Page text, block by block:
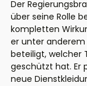
Der
über seine Rolle
kompletten
er unter anderem
beteiligt, welcher
geschützt hat. Er
neue